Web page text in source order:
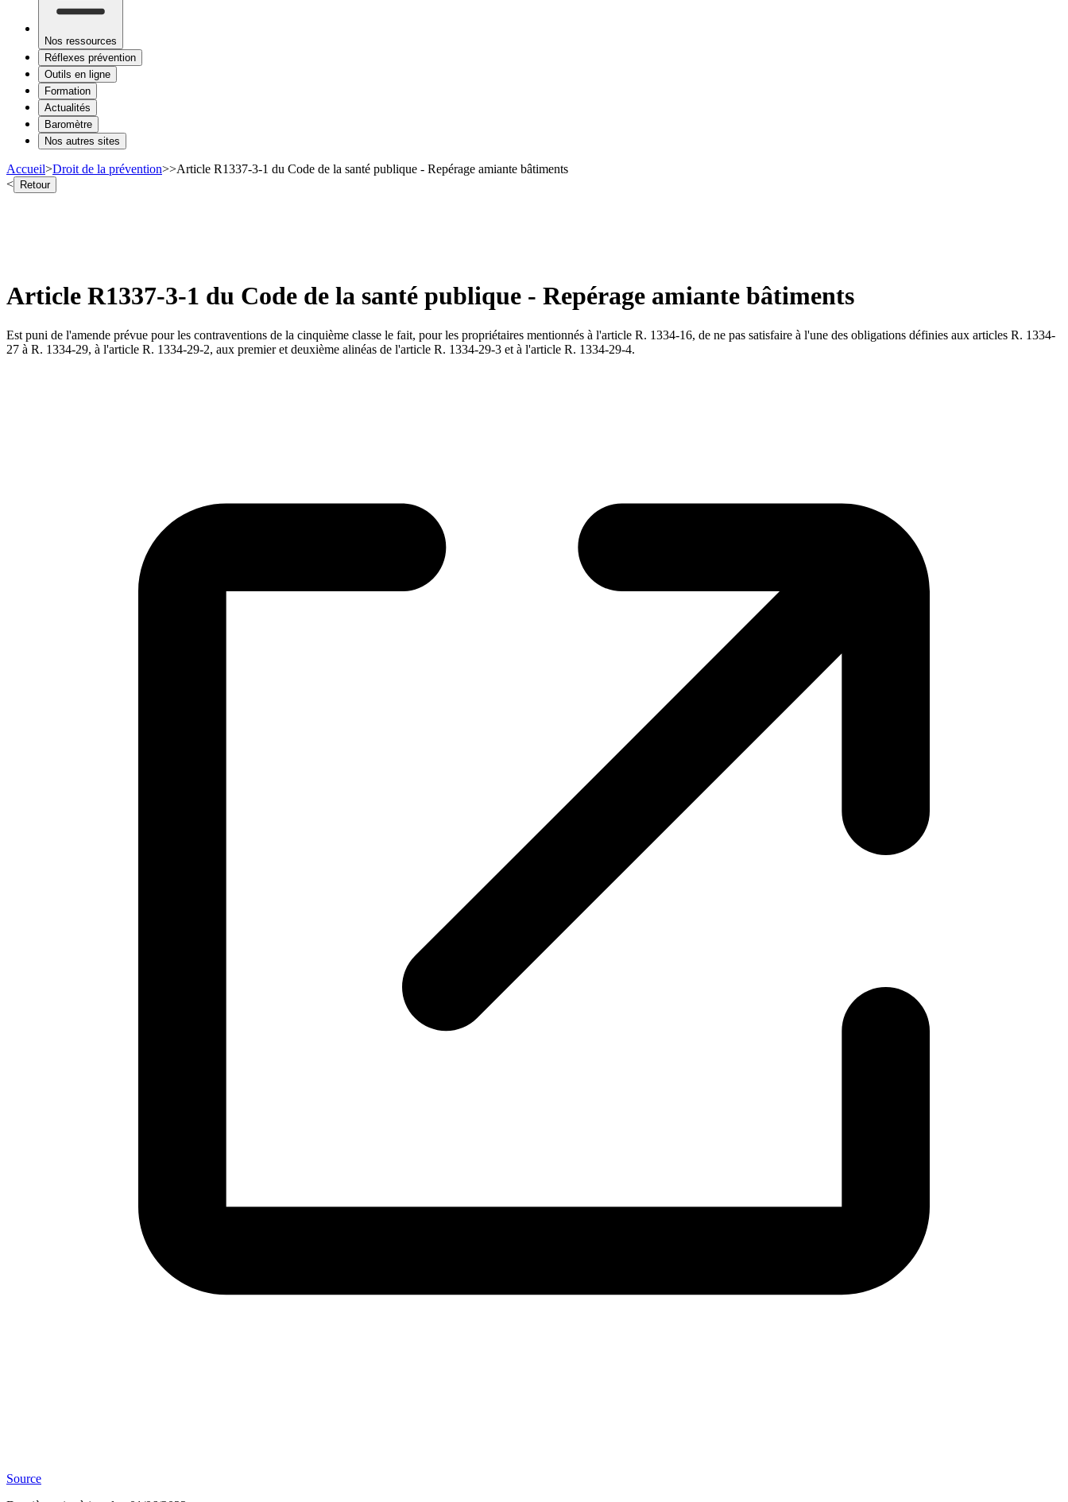
Nos ressources
Réflexes prévention
Outils en ligne
Formation
Actualités
Baromètre
Nos autres sites
Accueil>Droit de la prévention>>Article R1337-3-1 du Code de la santé publique - Repérage amiante bâtiments
< Retour
Article R1337-3-1 du Code de la santé publique - Repérage amiante bâtiments
Est puni de l'amende prévue pour les contraventions de la cinquième classe le fait, pour les propriétaires mentionnés à l'article R. 1334-16, de ne pas satisfaire à l'une des obligations définies aux articles R. 1334-
27 à R. 1334-29, à l'article R. 1334-29-2, aux premier et deuxième alinéas de l'article R. 1334-29-3 et à l'article R. 1334-29-4.
Source